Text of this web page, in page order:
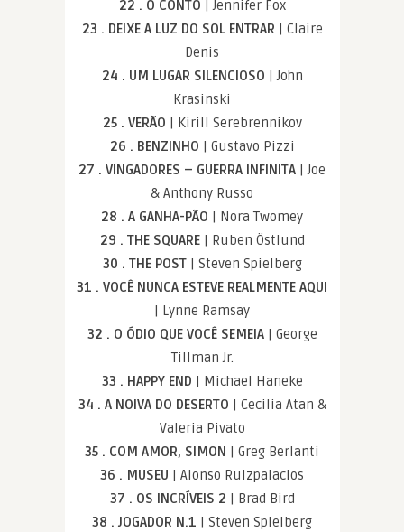
22 . O CONTO
| Jennifer Fox
23 . DEIXE A LUZ DO SOL ENTRAR
| Claire
Denis
24 . UM LUGAR SILENCIOSO
| John
Krasinski
25 . VERÃO
| Kirill Serebrennikov
26 . BENZINHO
| Gustavo Pizzi
27 . VINGADORES – GUERRA INFINITA
| Joe
& Anthony Russo
28 . A GANHA-PÃO
| Nora Twomey
29 . THE SQUARE
| Ruben Östlund
30 . THE POST
| Steven Spielberg
31 . VOCÊ NUNCA ESTEVE REALMENTE AQUI
| Lynne Ramsay
32 . O ÓDIO QUE VOCÊ SEMEIA
| George
Tillman Jr.
33 . HAPPY END
| Michael Haneke
34 . A NOIVA DO DESERTO
| Cecilia Atan &
Valeria Pivato
35 . COM AMOR, SIMON
| Greg Berlanti
36 . MUSEU
| Alonso Ruizpalacios
37 . OS INCRÍVEIS 2
| Brad Bird
38 . JOGADOR N.1
| Steven Spielberg